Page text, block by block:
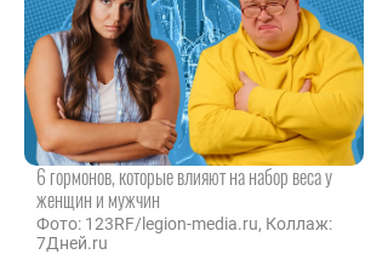
6 гормонов, которые влияют на набор веса у
женщин и мужчин
Фото: 123RF/legion-media.ru, Коллаж:
7Дней.ru